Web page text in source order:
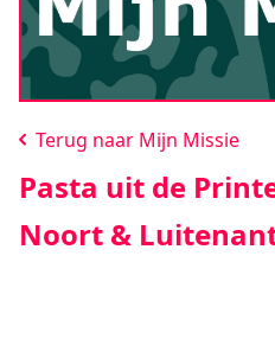
Terug naar Mijn Missie
Pasta uit de
Noort &